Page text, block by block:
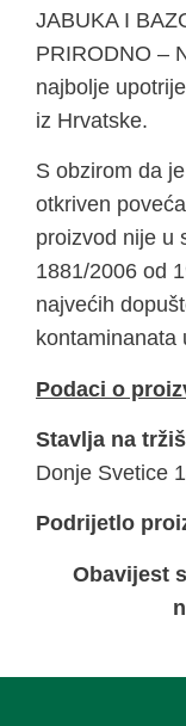
JABUKA I
PRIRODNO –
najbolje
iz Hrvatske.
S obzirom da
otkriven
proizvod nije u
1881/2006 od
najvećih
kontaminanata
Podaci o
Stavlja na
Donje Svetice
Podrijetlo
Obavijest